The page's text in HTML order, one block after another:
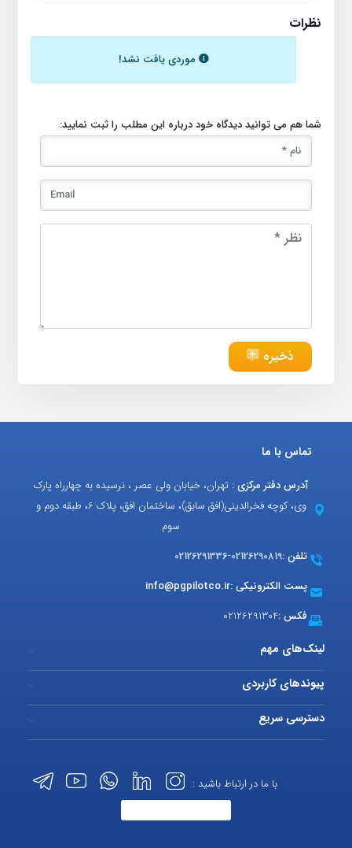
نظرات
موردی یافت نشد!
شما هم می توانید دیدگاه خود درباره این مطلب را ثبت نمایید:
ذخیره
تماس با ما
آدرس دفتر مرکزی : تهران، خیابان ولی عصر ، نرسیده به چهارراه پارک
وی، کوچه فخرالدینی(افق سابق)، ساختمان افق، پلاک 6، طبقه دوم و
سوم
تلفن :02126290819
-
02126291336
پست الکترونیکی :info@pgpilotco.ir
فکس :02126291304
لینک‌های مهم
پیوندهای کاربردی
دسترسی سریع
با ما در ارتباط باشید :